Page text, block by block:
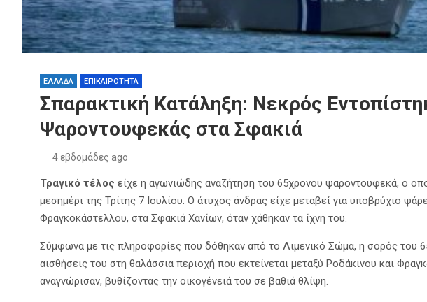
ΕΛΛΑΔΑ ΕΠΙΚΑΙΡΟΤΗΤΑ
Σπαρακτική Κατάληξη: Νεκρός
Ψαροντουφεκάς στα Σφακιά
4 εβδομάδες ago
Τραγικό τέλος είχε η αγωνιώδης αναζήτηση του 65χρονου ψαροντουφεκά, ο
μεσημέρι της Τρίτης 7 Ιουλίου. Ο άτυχος άνδρας είχε μεταβεί για υποβρύχιο
Φραγκοκάστελλου, στα Σφακιά Χανίων, όταν χάθηκαν τα ίχνη του.
Σύμφωνα με τις πληροφορίες που δόθηκαν από το Λιμενικό Σώμα, η σορός του
αισθήσεις του στη θαλάσσια περιοχή που εκτείνεται μεταξύ Ροδάκινου και
αναγνώρισαν, βυθίζοντας την οικογένειά του σε βαθιά θλίψη.